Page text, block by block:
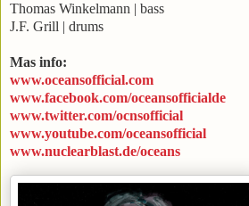
Thomas Winkelmann | bass
J.F. Grill | drums
Mas info:
www.oceansofficial.com
www.facebook.com/oceansofficialde
www.twitter.com/ocnsofficial
www.youtube.com/oceansofficial
www.nuclearblast.de/oceans